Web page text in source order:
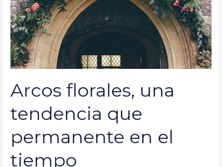
Arcos florales, una
tendencia que
permanente en el
tiempo
permanente
en
el
tiempo